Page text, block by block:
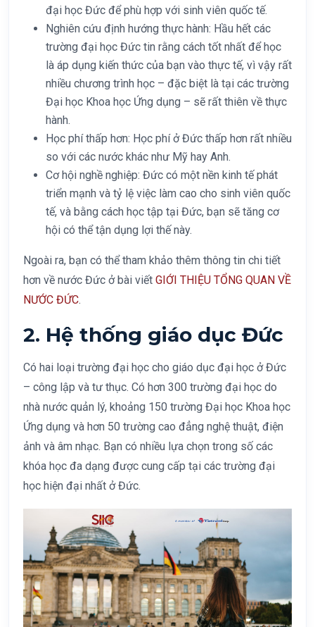
đại học Đức để phù hợp với sinh viên quốc tế.
Nghiên cứu định hướng thực hành: Hầu hết các
trường đại học Đức tin rằng cách tốt nhất để học
là áp dụng kiến ​​thức của bạn vào thực tế, vì vậy rất
nhiều chương trình học – đặc biệt là tại các trường
Đại học Khoa học Ứng dụng – sẽ rất thiên về thực
hành.
Học phí thấp hơn: Học phí ở Đức thấp hơn rất nhiều
so với các nước khác như Mỹ hay Anh.
Cơ hội nghề nghiệp: Đức có một nền kinh tế phát
triển mạnh và tỷ lệ việc làm cao cho sinh viên quốc
tế, và bằng cách học tập tại Đức, bạn sẽ tăng cơ
hội có thể tận dụng lợi thế này.
Ngoài ra, bạn có thể tham khảo thêm thông tin chi tiết
hơn về nước Đức ở bài viết GIỚI THIỆU TỔNG QUAN VỀ
NƯỚC ĐỨC.
2. Hệ thống giáo dục Đức
Có hai loại trường đại học cho giáo dục đại học ở Đức
– công lập và tư thục. Có hơn 300 trường đại học do
nhà nước quản lý, khoảng 150 trường Đại học Khoa học
Ứng dụng và hơn 50 trường cao đẳng nghệ thuật, điện
ảnh và âm nhạc. Bạn có nhiều lựa chọn trong số các
khóa học đa dạng được cung cấp tại các trường đại
học hiện đại nhất ở Đức.